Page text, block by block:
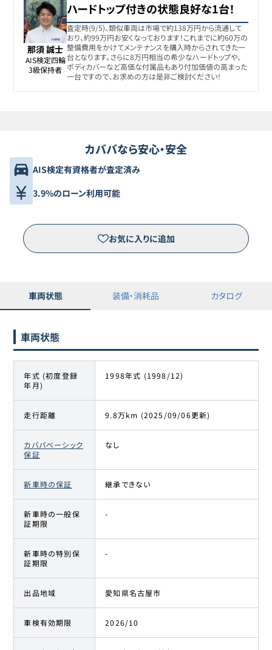
那須 誠士
AIS検定四輪
3級保持者
ハードトップ付きの状態良好な1台！
査定時(9/5)、類似車両は市場で約138万円から流通して
おり、約99万円お安くなっております！これまでに約60万の
整備費用をかけてメンテナンスを購入時からされてきた一
台となります。さらに8万円相当の希少なハードトップや、
ボディカバーなど高価な付属品もあり付加価値の高まった
一台ですので、お求めの方は是非ご検討ください！
カババなら安心・安全
AIS検定有資格者が査定済み
3.9%のローン利用可能
お気に入りに追加
車両状態 装備・消耗品 カタログ
車両状態
年式 (初度登録
年月)
1998年式 (1998/12)
走行距離 9.8万km (2025/09/06更新)
カババベーシック
保証
なし
新車時の保証 継承できない
新車時の一般保
証期限
-
新車時の特別保
証期限
-
出品地域 愛知県名古屋市
車検有効期限 2026/10